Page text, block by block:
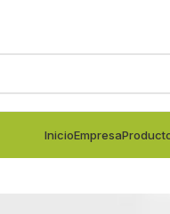
InicioEmpresa